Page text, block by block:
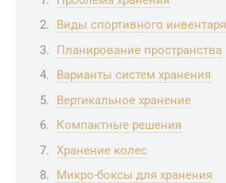
Виды спортивного инвентаря
Планирование пространства
Варианты систем хранения
Вертикальное хранение
Компактные решения
Хранение колес
Микро-боксы для хранения